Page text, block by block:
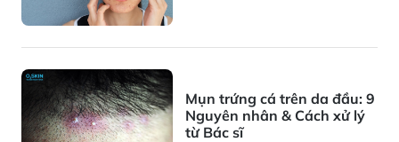
Mụn trứng cá trên da đầu: 9
Nguyên nhân & Cách xử lý
từ Bác sĩ